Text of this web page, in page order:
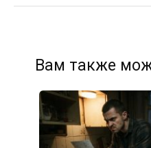
Вам также